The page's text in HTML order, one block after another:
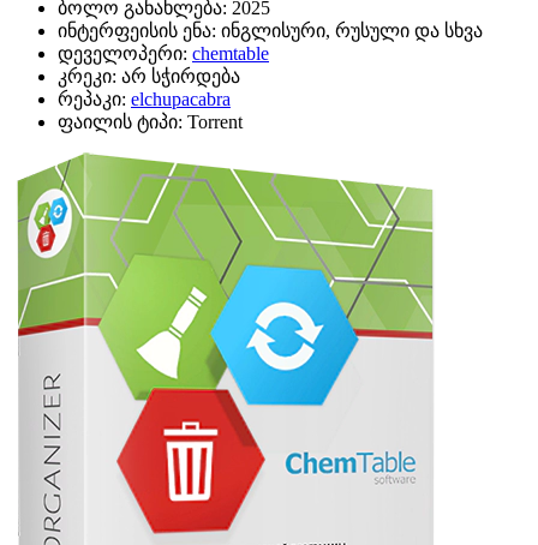
ბოლო განახლება: 2025
ინტერფეისის ენა: ინგლისური, რუსული და სხვა
დეველოპერი: chemtable
კრეკი: არ სჭირდება
რეპაკი: elchupacabra
ფაილის ტიპი: Torrent